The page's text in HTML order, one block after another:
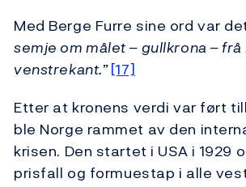
Med Berge Furre sine ord var
semje om målet – gullkrona –
venstrekant.”[17]
Etter at kronens verdi var ført
ble Norge rammet av den
krisen. Den startet i USA i 1929
prisfall og formuestap i alle